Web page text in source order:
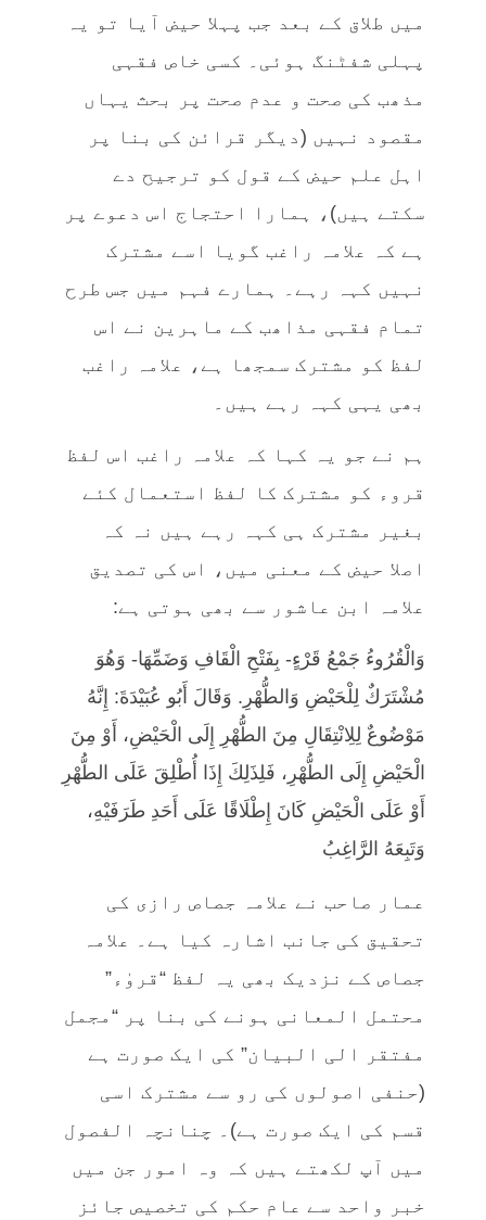
میں طلاق کے بعد جب پہلا حیض آیا تو یہ
پہلی شفٹنگ ہوئی۔ کسی خاص فقہی
مذھب کی صحت و عدم صحت پر بحث یہاں
مقصود نہیں (دیگر قرائن کی بنا پر
اہل علم حیض کے قول کو ترجیح دے
سکتے ہیں)، ہمارا احتجاج اس دعوے پر
ہے کہ علامہ راغب گویا اسے مشترک
نہیں کہہ رہے۔ ہمارے فہم میں جس طرح
تمام فقہی مذاھب کے ماہرین نے اس
لفظ کو مشترک سمجھا ہے، علامہ راغب
بھی یہی کہہ رہے ہیں۔
ہم نے جو یہ کہا کہ علامہ راغب اس لفظ
قروء کو مشترک کا لفظ استعمال کئے
بغیر مشترک ہی کہہ رہے ہیں نہ کہ
اصلا حیض کے معنی میں، اس کی تصدیق
علامہ ابن عاشور سے بھی ہوتی ہے:
وَالْقُرُوءُ جَمْعُ قَرْءٍ- ‌بِفَتْحِ ‌الْقَافِ وَضَمِّهَا- وَهُوَ
مُشْتَرَكٌ لِلْحَيْضِ وَالطُّهْرِ. وَقَالَ أَبُو عُبَيْدَةَ: إِنَّهُ
مَوْضُوعٌ لِلِانْتِقَالِ مِنَ الطُّهْرِ إِلَى الْحَيْضِ، أَوْ مِنَ
الْحَيْضِ إِلَى الطُّهْرِ، فَلِذَلِكَ إِذَا أُطْلِقَ عَلَى الطُّهْرِ
أَوْ عَلَى الْحَيْضِ كَانَ إِطْلَاقًا عَلَى أَحَدِ طَرَفَيْهِ،
وَتَبِعَهُ الرَّاغِبُ
عمار صاحب نے علامہ جصاص رازی کی
تحقیق کی جانب اشارہ کیا ہے۔ علامہ
جصاص کے نزدیک بھی یہ لفظ “قروٰء”
محتمل المعانی ہونے کی بنا پر “مجمل
مفتقر الی البیان” کی ایک صورت ہے
(حنفی اصولوں کی رو سے مشترک اسی
قسم کی ایک صورت ہے)۔ چنانچہ الفصول
میں آپ لکھتے ہیں کہ وہ امور جن میں
خبر واحد سے عام حکم کی تخصیص جائز